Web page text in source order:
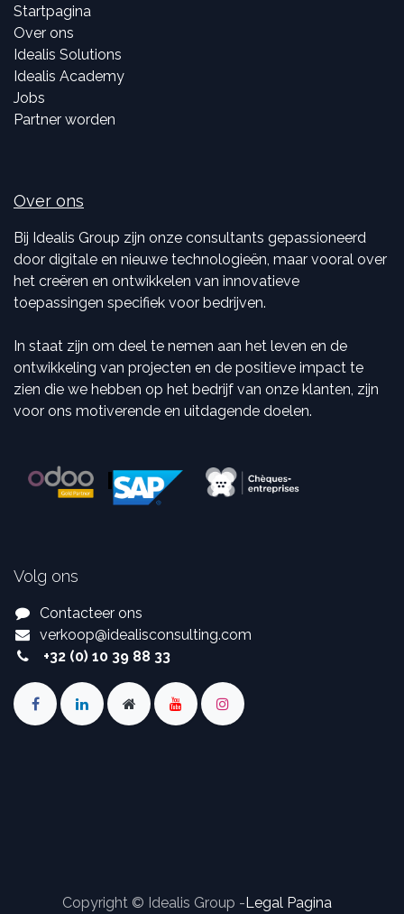
Startpagina
Over ons
Idealis Solutions
Idealis Academy
Jobs
Partner worden
Over ons
Bij Idealis Group zijn onze consultants gepassioneerd
door digitale en nieuwe technologieën, maar vooral over
het creëren en ontwikkelen van innovatieve
toepassingen specifiek voor bedrijven.
In staat zijn om deel te nemen aan het leven en de
ontwikkeling van projecten en de positieve impact te
zien die we hebben op het bedrijf van onze klanten, zijn
voor ons motiverende en uitdagende doelen.
Volg ons
Contacteer ons
verkoop@idealisconsulting.com
+32 (0) 10 39 88 33
Copyright © Idealis Group -Legal Pagina